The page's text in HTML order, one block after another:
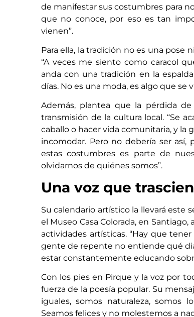
de manifestar sus costumbres para
que no conoce, por eso es tan
vienen”.
Para ella, la tradición no es una pose
“A veces me siento como caracol
anda con una tradición en la
días. No es una moda, es algo que se
Además, plantea que la pérdida
transmisión de la cultura local. “Se
caballo o hacer vida comunitaria, y la
incomodar. Pero no debería ser así,
estas costumbres es parte de
olvidarnos de quiénes somos”.
Una voz que
Su calendario artístico la llevará
el Museo Casa Colorada, en
actividades artísticas. “Hay que
gente de repente no entiende qué
estar constantemente educando
Con los pies en Pirque y la voz por
fuerza de la poesía popular. Su
iguales, somos naturaleza, somos
Seamos felices y no molestemos a